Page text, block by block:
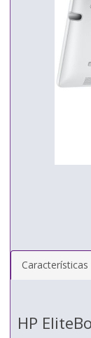
Características
HP